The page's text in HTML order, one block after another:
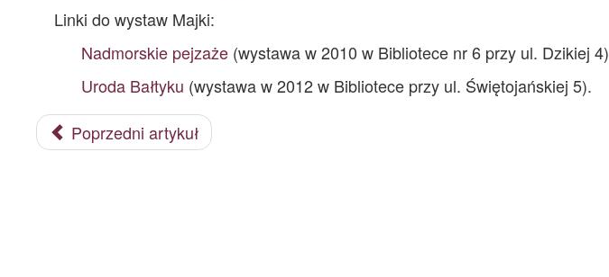
Linki do wystaw Majki:
Nadmorskie pejzaże (wystawa w 2010 w Bibliotece nr 6 przy ul. Dzikiej 4)
Uroda Bałtyku (wystawa w 2012 w Bibliotece przy ul. Świętojańskiej 5).
Poprzedni artykuł